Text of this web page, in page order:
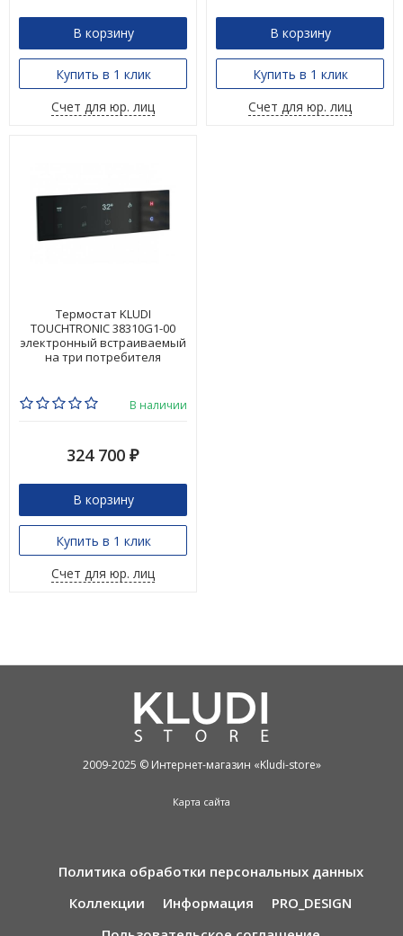
В корзину
Купить в 1 клик
Счет для юр. лиц
В корзину
Купить в 1 клик
Счет для юр. лиц
Термостат KLUDI
TOUCHTRONIC 38310G1-00
электронный встраиваемый
на три потребителя
В наличии
324 700 ₽
В корзину
Купить в 1 клик
Счет для юр. лиц
2009-2025 © Интернет-магазин «Kludi-store»
Карта сайта
Политика обработки персональных данных
Коллекции
Информация
PRO_DESIGN